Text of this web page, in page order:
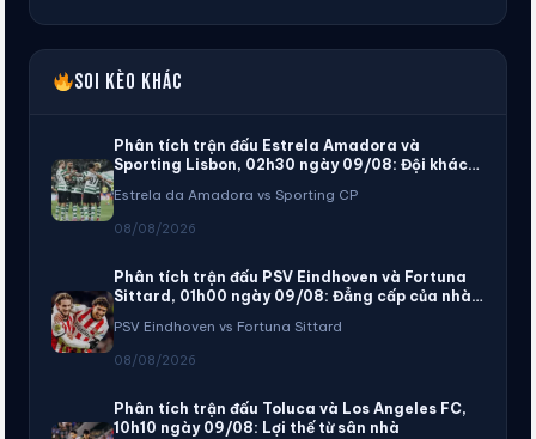
Soi kèo khác
Phân tích trận đấu Estrela Amadora và
Sporting Lisbon, 02h30 ngày 09/08: Đội khách
Estrela da Amadora vs Sporting CP
08/08/2026
Phân tích trận đấu PSV Eindhoven và Fortuna
Sittard, 01h00 ngày 09/08: Đẳng cấp của nhà
PSV Eindhoven vs Fortuna Sittard
08/08/2026
Phân tích trận đấu Toluca và Los Angeles FC,
10h10 ngày 09/08: Lợi thế từ sân nhà